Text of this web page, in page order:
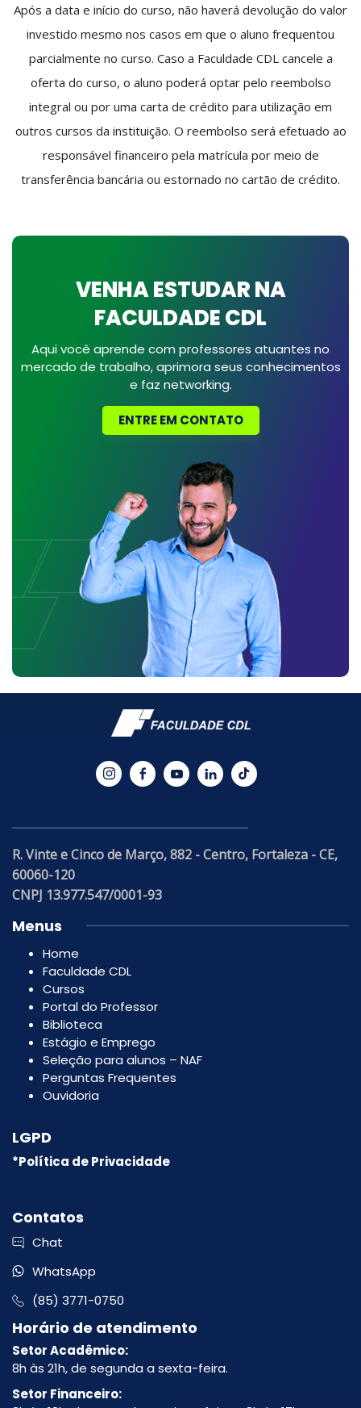
Após a data e início do curso, não haverá devolução do valor
investido mesmo nos casos em que o aluno frequentou
parcialmente no curso. Caso a Faculdade CDL cancele a
oferta do curso, o aluno poderá optar pelo reembolso
integral ou por uma carta de crédito para utilização em
outros cursos da instituição. O reembolso será efetuado ao
responsável financeiro pela matrícula por meio de
transferência bancária ou estornado no cartão de crédito.
VENHA ESTUDAR NA
FACULDADE CDL
Aqui você aprende com professores atuantes no
mercado de trabalho, aprimora seus conhecimentos
e faz networking.
ENTRE EM CONTATO
R. Vinte e Cinco de Março, 882 - Centro, Fortaleza - CE,
60060-120
CNPJ 13.977.547/0001-93
Menus
Home
Faculdade CDL
Cursos
Portal do Professor
Biblioteca
Estágio e Emprego
Seleção para alunos – NAF
Perguntas Frequentes
Ouvidoria
LGPD
*Política de Privacidade
Contatos
Chat
WhatsApp
(85) 3771-0750
Horário de atendimento
Setor Acadêmico:
8h às 21h, de segunda a sexta-feira.
Setor Financeiro: